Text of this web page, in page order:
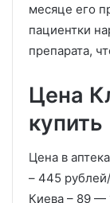
месяце его
пациентки
препарата,
Цена
купить
Цена в
– 445
Киева – 89 —